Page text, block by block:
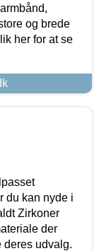
og brede
her for at se
du kan nyde i
Zirkoner
der
udvalg.